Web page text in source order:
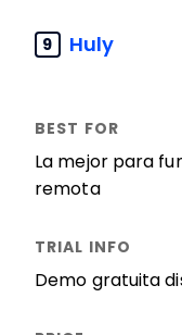
9 Huly
La mejor para
remota
Demo gratuita